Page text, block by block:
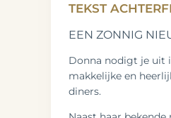
TEKST
EEN ZONNIG
Donna nodigt je uit
makkelijke en
diners.